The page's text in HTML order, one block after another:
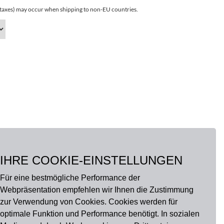
IHRE COOKIE-EINSTELLUNGEN
Für eine bestmögliche Performance der
Webpräsentation empfehlen wir Ihnen die Zustimmung
zur Verwendung von Cookies. Cookies werden für
optimale Funktion und Performance benötigt. In sozialen
may occur when shipping to non-EU countries.